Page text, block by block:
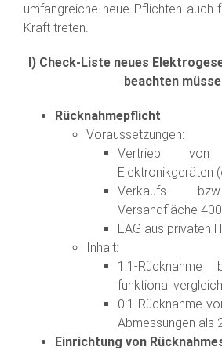
umfangreiche neue Pflichten auch
Kraft treten.
I) Check-Liste neues
beachten
Rücknahmepflicht
Voraussetzungen:
Vertrieb
Elektronikgeräten
Verkaufs-
Versandfläche
EAG aus privaten
Inhalt:
1:1-
funktional
0:1-Rücknahme
Abmessungen als
Einrichtung von